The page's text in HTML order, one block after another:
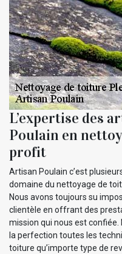
L’expertise des
Poulain en
profit
Artisan Poulain c’est
domaine du nettoyage de
Nous avons toujours su
clientèle en offrant des
mission qui nous est
la perfection toutes les
toiture qu’importe type de